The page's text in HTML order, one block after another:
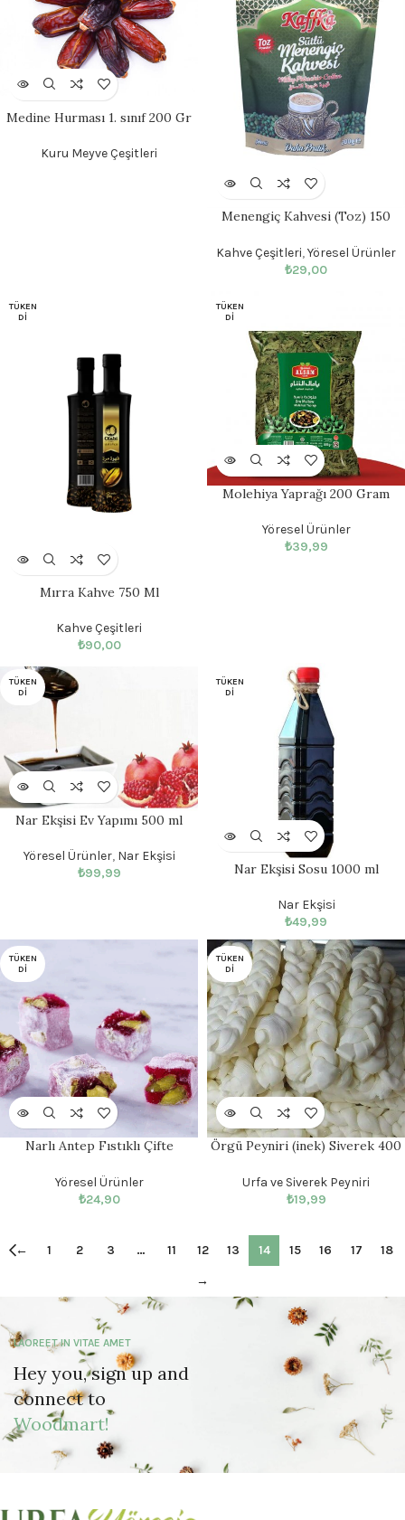
Medine Hurması 1. sınıf 200 Gr
Kuru Meyve Çeşitleri
Menengiç Kahvesi (Toz) 150
Kahve Çeşitleri,Yöresel Ürünler
₺29,00
TÜKEN
DI
Mırra Kahve 750 Ml
Kahve Çeşitleri
₺90,00
TÜKEN
DI
Molehiya Yaprağı 200 Gram
Yöresel Ürünler
₺39,99
TÜKEN
DI
Nar Ekşisi Ev Yapımı 500 ml
Yöresel Ürünler, Nar Ekşisi
₺99,99
TÜKEN
DI
Nar Ekşisi Sosu 1000 ml
Nar Ekşisi
₺49,99
TÜKEN
DI
Narlı Antep Fıstıklı Çifte
Yöresel Ürünler
₺24,90
TÜKEN
DI
Örgü Peyniri (inek) Siverek 400
Urfa ve Siverek Peyniri
₺19,99
← 1 2 3 … 11 12 13 14 15 16 17
18
→
LAOREET IN VITAE AMET
Hey you, sign up and
connect to
Woodmart!